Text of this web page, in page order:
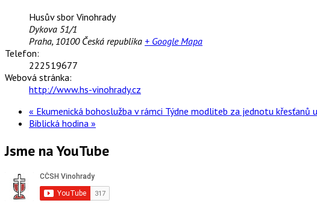
Husův sbor Vinohrady
Dykova 51/1
Praha, 10100 Česká republika + Google Mapa
Telefon:
222519677
Webová stránka:
http://www.hs-vinohrady.cz
« Ekumenická bohoslužba v rámci Týdne modliteb za jednotu křesťanů
Biblická hodina »
Jsme na YouTube